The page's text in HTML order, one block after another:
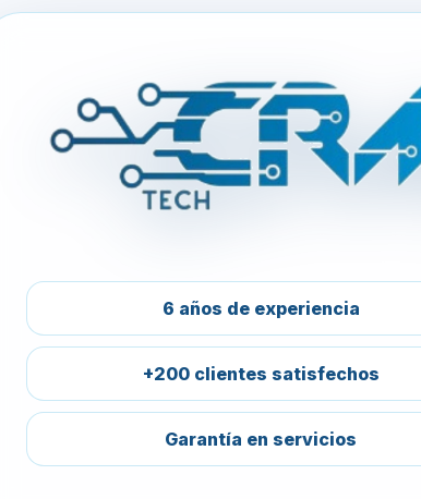
6 años de experiencia
+200 clientes satisfechos
Garantía en servicios